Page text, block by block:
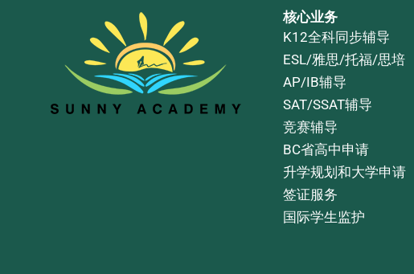
核心业务
K12全科同步辅导
ESL/雅思/托福/思培
AP/IB辅导
SAT/SSAT辅导
竞赛辅导
BC省高中申请
升学规划和大学申请
签证服务
国际学生监护